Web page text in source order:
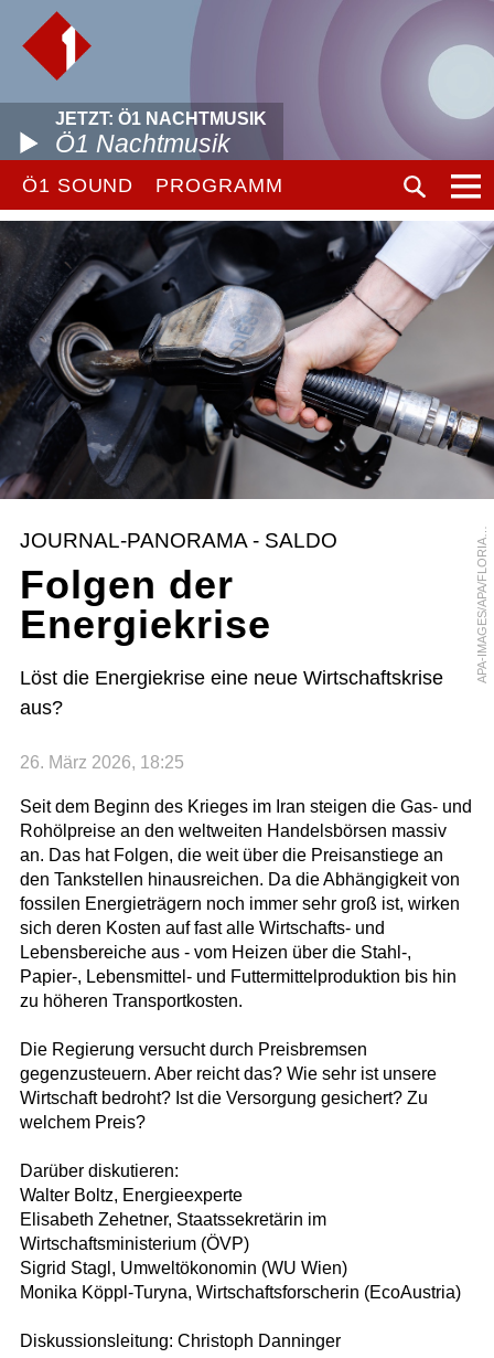
JETZT: Ö1 NACHTMUSIK
Ö1 Nachtmusik
Ö1 SOUND PROGRAMM
A
P
A
-
I
M
A
G
E
S
/
A
P
A
/
F
L
O
R
I
A
N
W
I
E
S
E
R
JOURNAL-PANORAMA - SALDO
Folgen der
Energiekrise
Löst die Energiekrise eine neue Wirtschaftskrise
aus?
26. März 2026, 18:25
Seit dem Beginn des Krieges im Iran steigen die Gas- und
Rohölpreise an den weltweiten Handelsbörsen massiv
an. Das hat Folgen, die weit über die Preisanstiege an
den Tankstellen hinausreichen. Da die Abhängigkeit von
fossilen Energieträgern noch immer sehr groß ist, wirken
sich deren Kosten auf fast alle Wirtschafts- und
Lebensbereiche aus - vom Heizen über die Stahl-,
Papier-, Lebensmittel- und Futtermittelproduktion bis hin
zu höheren Transportkosten.
Die Regierung versucht durch Preisbremsen
gegenzusteuern. Aber reicht das? Wie sehr ist unsere
Wirtschaft bedroht? Ist die Versorgung gesichert? Zu
welchem Preis?
Darüber diskutieren:
Walter Boltz, Energieexperte
Elisabeth Zehetner, Staatssekretärin im
Wirtschaftsministerium (ÖVP)
Sigrid Stagl, Umweltökonomin (WU Wien)
Monika Köppl-Turyna, Wirtschaftsforscherin (EcoAustria)
Diskussionsleitung: Christoph Danninger